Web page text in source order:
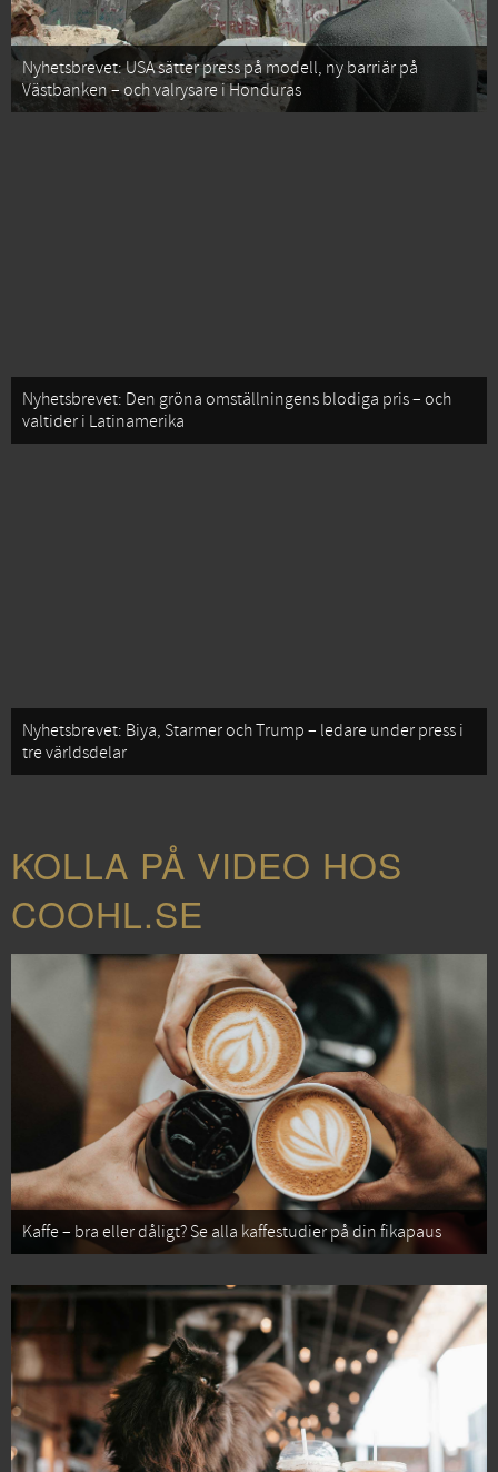
Nyhetsbrevet: USA sätter press på modell, ny barriär på
Västbanken – och valrysare i Honduras
Nyhetsbrevet: Den gröna omställningens blodiga pris – och
valtider i Latinamerika
Nyhetsbrevet: Biya, Starmer och Trump – ledare under press i
tre världsdelar
KOLLA PÅ VIDEO HOS
COOHL.SE
Kaffe – bra eller dåligt? Se alla kaffestudier på din fikapaus